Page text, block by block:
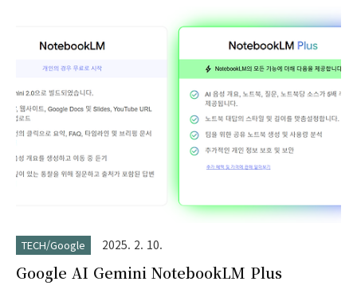
Google 계정이 존재했기 때문에 발생합니다.
gtempaccount.com 계정이란? @gtempaccount.com은
Google이 개인 계정과 Google Workspace 관리 계정 간의 충
돌 발생: GWS 관리자가 사용자에게 user@yourdomain.com 주
소를 할당하려고 할 때..
TECH/Google 2025. 2. 10.
Google AI Gemini NotebookLM Plus